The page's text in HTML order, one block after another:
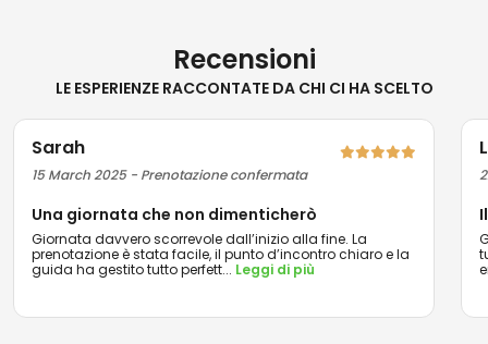
Recensioni
LE ESPERIENZE RACCONTATE DA CHI CI HA SCELTO
Sarah
15 March 2025 - Prenotazione confermata
Una giornata che non dimenticherò
Giornata davvero scorrevole dall’inizio alla fine. La
prenotazione è stata facile, il punto d’incontro chiaro e la
guida ha gestito tutto perfett... Leggi di più